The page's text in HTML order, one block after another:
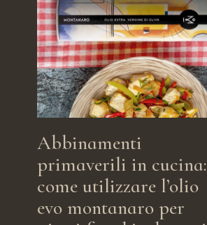
Abbinamenti
primaverili in cucina:
come utilizzare l’olio
evo montanaro per